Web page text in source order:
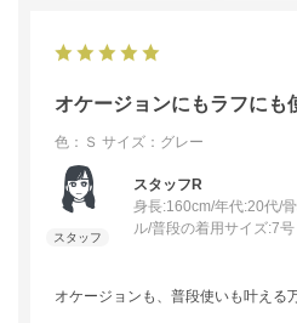
オケージョンにもラフにも
色：Ｓ サイズ：グレー
スタッフR
身長:160cm/年代:20代/
ル/普段の着用サイズ:7号
オケージョンも、普段使いも叶える